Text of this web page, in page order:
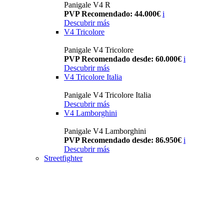
Panigale V4 R
PVP Recomendado: 44.000€ i
Descubrir más
V4 Tricolore
Panigale V4 Tricolore
PVP Recomendado desde: 60.000€ i
Descubrir más
V4 Tricolore Italia
Panigale V4 Tricolore Italia
Descubrir más
V4 Lamborghini
Panigale V4 Lamborghini
PVP Recomendado desde: 86.950€ i
Descubrir más
Streetfighter